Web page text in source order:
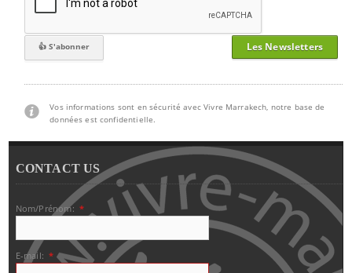
Les Newsletters
Vos informations sont en sécurité avec Vivre Marrakech, notre base de
données est confidentielle.
CONTACT US
Nom/Prénom: *
E-mail: *